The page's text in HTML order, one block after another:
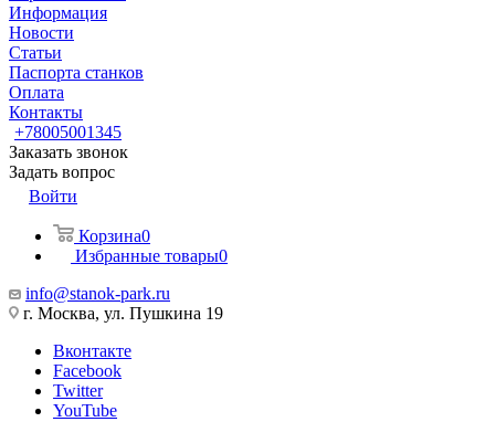
Информация
Новости
Статьи
Паспорта станков
Оплата
Контакты
+78005001345
Заказать звонок
Задать вопрос
Войти
Корзина0
Избранные товары0
info@stanok-park.ru
г. Москва, ул. Пушкина 19
Вконтакте
Facebook
Twitter
YouTube